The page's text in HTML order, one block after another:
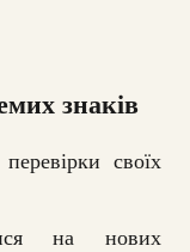
знаків
своїх
на нових